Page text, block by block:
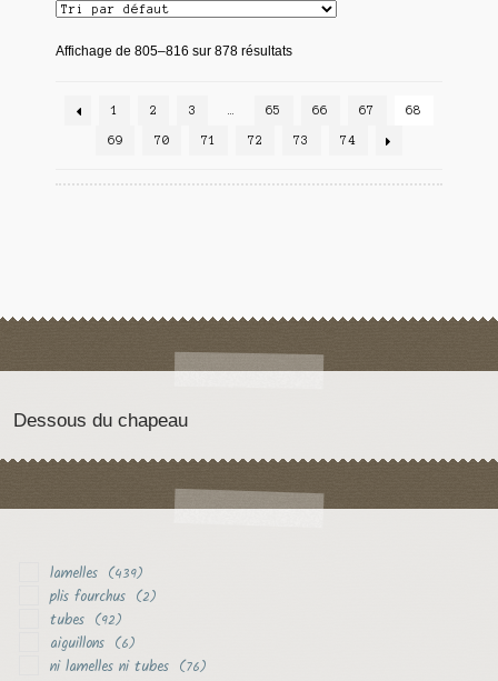
Affichage de 805–816 sur 878 résultats
1 2 3 65 66 67 68
69 70 71 72 73 74
Dessous du chapeau
lamelles (439)
plis fourchus (2)
tubes (92)
aiguillons (6)
ni lamelles ni tubes (76)